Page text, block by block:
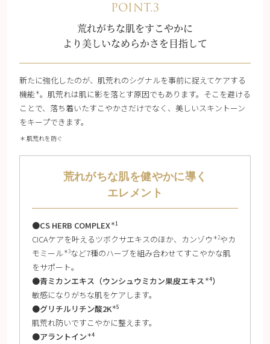
POINT.3
荒れがちな肌をすこやかに
より美しいなめらかさを目指して
新たに強化したのが、肌荒れのシグナルを事前に捉えてケアする
機能＊。肌荒れは肌に影を落とす原因でもあります。そこを避ける
ことで、落ち着いたすこやかさだけでなく、美しいスキントーン
をキープできます。
＊ 肌荒れを防ぐ
荒れがちな肌を健やかに導く
エレメント
●CS HERB COMPLEX＊1
CICAケアを叶えるツボクサエキスのほか、カンゾウ＊2やカ
モミール＊3など7種のハーブを組み合わせてすこやかな肌
をサポート。
●青ミカンエキス（ウンシュウミカン果皮エキス＊4）
敏感になりがちな肌をケアします。
●グリチルリチン酸2K＊5
肌荒れ防いですこやかに整えます。
●アラントイン＊4